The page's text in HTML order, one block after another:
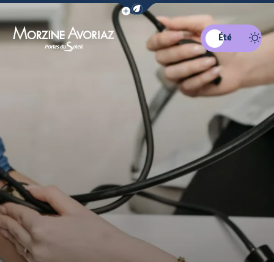
Afficher la barre de navigation du
Été